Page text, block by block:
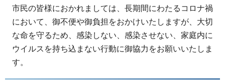
市民の皆様におかれましては、長期間にわたるコロナ禍
において、御不便や御負担をおかけいたしますが、大切
な命を守るため、感染しない、感染させない、家庭内に
ウイルスを持ち込まない行動に御協力をお願いいたしま
す。